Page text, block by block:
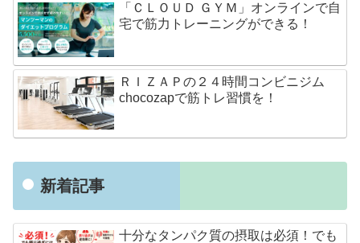
「ＣＬＯＵＤ ＧＹＭ」オンラインで自
宅で筋力トレーニングができる！
ＲＩＺＡＰの２４時間コンビニジム
chocozapで筋トレ習慣を！
新着記事
十分なタンパク質の摂取は必須！でも